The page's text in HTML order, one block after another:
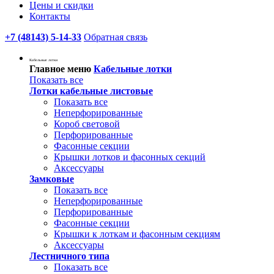
Цены и скидки
Контакты
+7 (48143) 5-14-33 Обратная связь
Кабельные лотки
Главное меню Кабельные лотки
Показать все
Лотки кабельные листовые
Показать все
Неперфорированные
Короб световой
Перфорированные
Фасонные секции
Крышки лотков и фасонных секций
Аксессуары
Замковые
Показать все
Неперфорированные
Перфорированные
Фасонные секции
Крышки к лоткам и фасонным секциям
Аксессуары
Лестничного типа
Показать все